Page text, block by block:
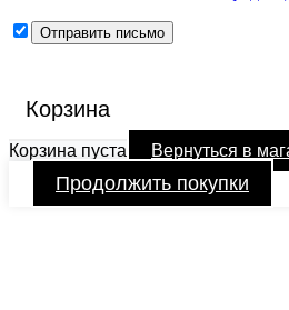
Корзина
Корзина пуста Вернуться в
Продолжить покупки